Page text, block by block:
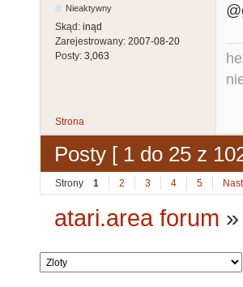
Nieaktywny
Skąd: inąd
Zarejestrowany: 2007-08-20
Posty: 3,063
Strona
Posty [ 1 do 25 z
Strony 1 2 3 4 5
atari.area forum »